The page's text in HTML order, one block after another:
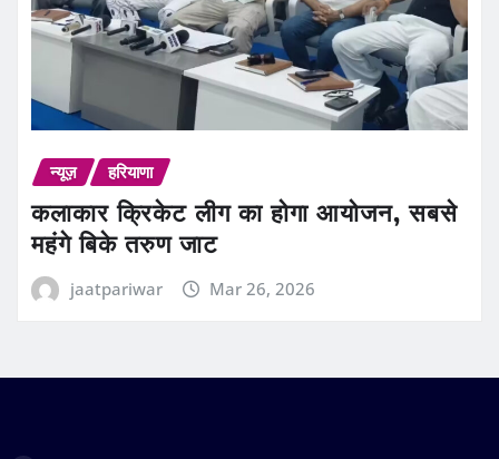
न्यूज़ हरियाणा
कलाकार क्रिकेट लीग का होगा आयोजन, सबसे
महंगे बिके तरुण जाट
jaatpariwar Mar 26, 2026